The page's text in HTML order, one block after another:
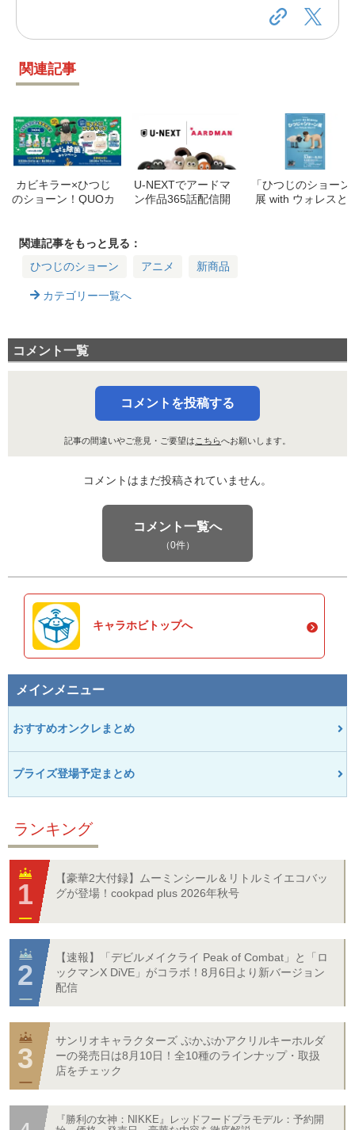
関連記事
カビキラー×ひつじ
のショーン！QUOカ
ーン
U-NEXTでアードマ
ン作品365話配信開
「ひつじのショーン
展 with ウォレスと
関連記事をもっと見る：
ひつじのショーン
アニメ 新商品
カテゴリー一覧へ
コメント一覧
コメントを投稿する
記事の間違いやご意見・ご要望は こちらへお願いします。
コメントはまだ投稿されていません。
コメント一覧へ
（0件）
キャラホビトップへ
メインメニュー
おすすめオンクレまとめ
プライズ登場予定まとめ
ランキング
【豪華2大付録】ムーミンシール＆リトルミイエコバッ
グが登場！cookpad plus 2026年秋号
【速報】「デビルメイクライ Peak of Combat」と「ロ
ックマンX DiVE」がコラボ！8月6日より新バージョン
配信
サンリオキャラクターズ ぷかぷかアクリルキーホルダ
ーの発売日は8月10日！全10種のラインナップ・取扱
店をチェック
『勝利の女神：NIKKE』レッドフードプラモデル：予約開